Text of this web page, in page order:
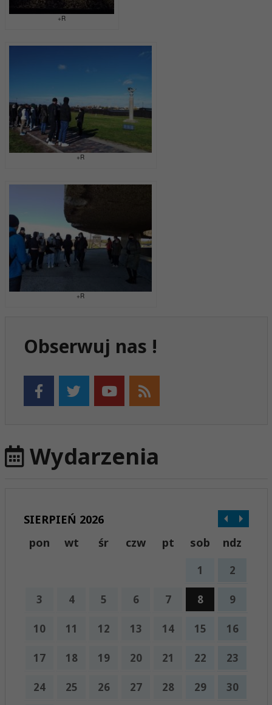
+R
+R
+R
Obserwuj nas !
Wydarzenia
SIERPIEŃ 2026
pon
wt śr czw pt sob ndz
1 2
3 4 5 6 7 8 9
10 11 12 13 14 15 16
17 18 19 20 21 22 23
24 25 26 27 28 29 30